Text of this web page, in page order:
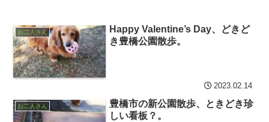
お二人さん
Happy Valentine’s Day、どきど
き豊橋公園散歩。
2023.02.14
お二人さん
豊橋市の新公園散歩、ときどき珍
しい看板？。